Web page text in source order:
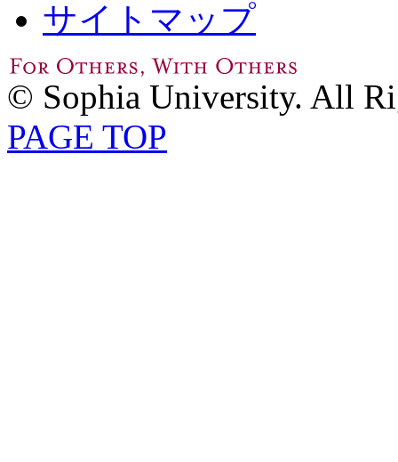
サイトマップ
© Sophia University. All
PAGE TOP